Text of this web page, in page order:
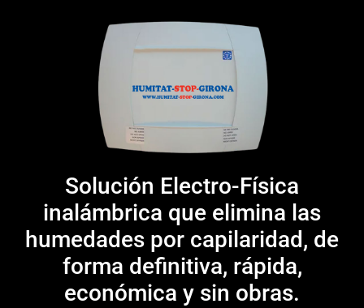
Solución Electro-Física
inalámbrica que elimina las
humedades por capilaridad, de
forma definitiva, rápida,
económica y sin obras.